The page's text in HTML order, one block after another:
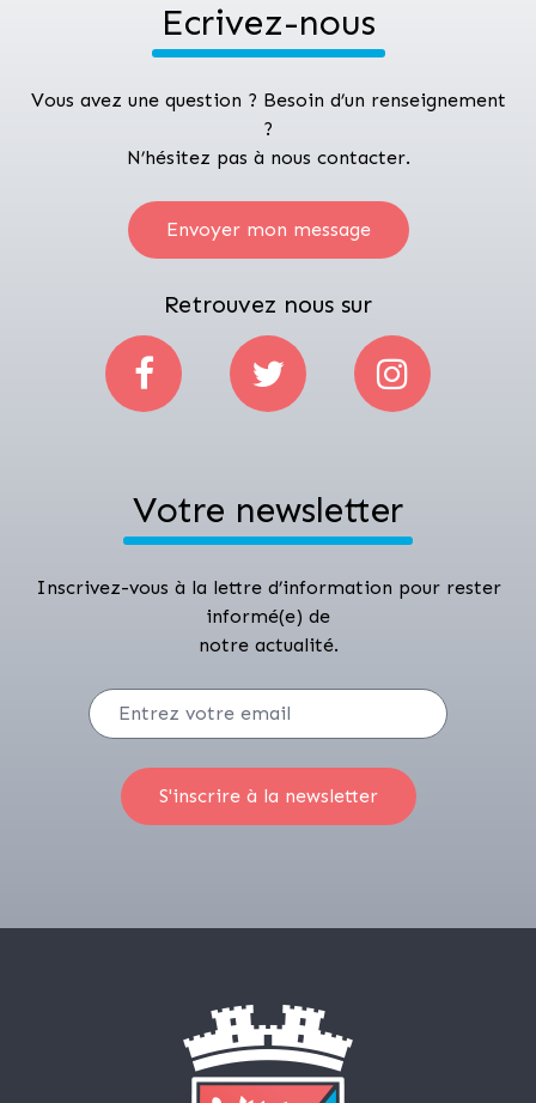
Ecrivez-nous
Vous avez une question ? Besoin d’un renseignement
?
N’hésitez pas à nous contacter.
Envoyer mon message
Retrouvez nous sur
Votre newsletter
Inscrivez-vous à la lettre d’information pour rester
informé(e) de
notre actualité.